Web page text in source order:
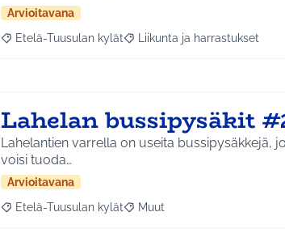
Arvioitavana
Rajaa tulokset aihepiirin mukaan: Etelä-Tuusulan kylät
Etelä-Tuusulan kylät Rajaa tulokset teeman
Liikunta ja harrastukset
Lahelan bussipysäkit
Lahelantien varrella on useita bussipysäkkejä,
voisi tuoda…
Arvioitavana
Rajaa tulokset aihepiirin mukaan: Etelä-Tuusulan kylät
Etelä-Tuusulan kylät Rajaa tulokset teeman
Muut